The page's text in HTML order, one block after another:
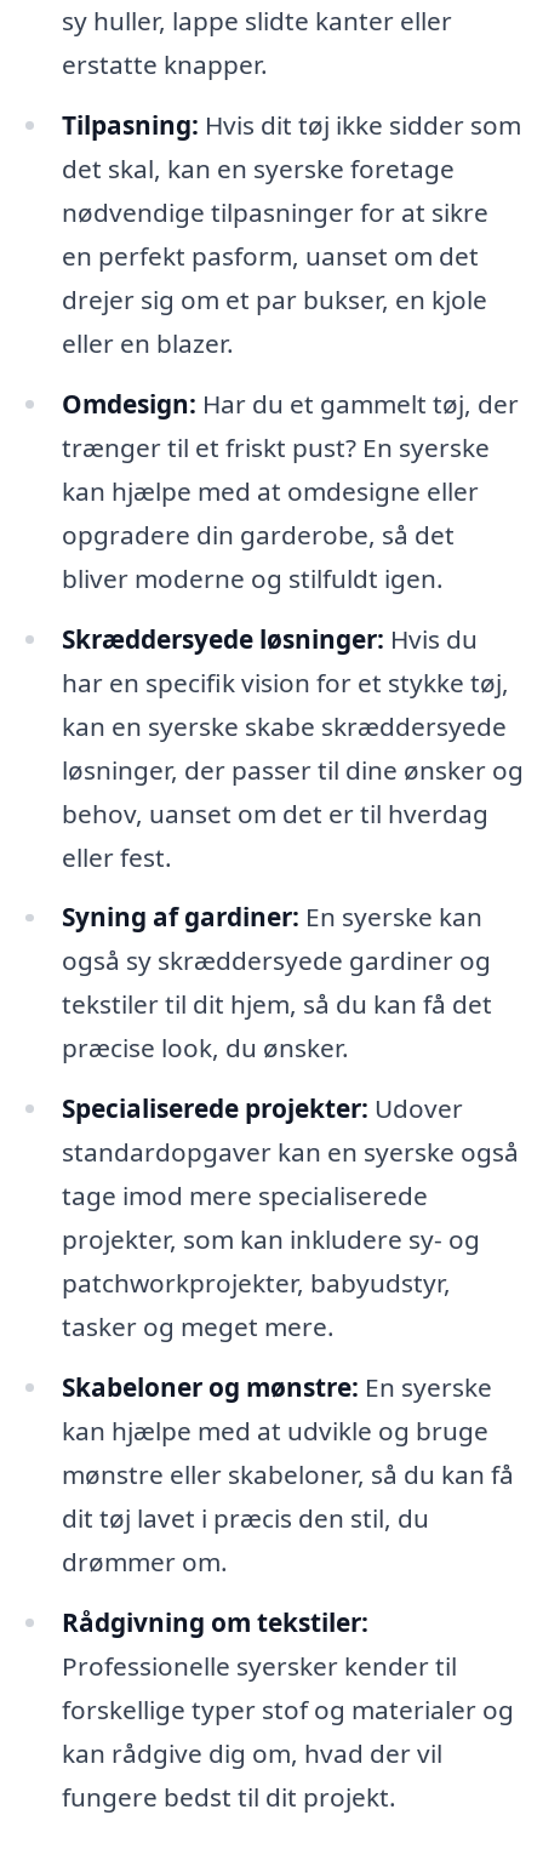
sy huller, lappe slidte kanter eller
erstatte knapper.
Tilpasning: Hvis dit tøj ikke sidder som
det skal, kan en syerske foretage
nødvendige tilpasninger for at sikre
en perfekt pasform, uanset om det
drejer sig om et par bukser, en kjole
eller en blazer.
Omdesign: Har du et gammelt tøj, der
trænger til et friskt pust? En syerske
kan hjælpe med at omdesigne eller
opgradere din garderobe, så det
bliver moderne og stilfuldt igen.
Skræddersyede løsninger: Hvis du
har en specifik vision for et stykke tøj,
kan en syerske skabe skræddersyede
løsninger, der passer til dine ønsker og
behov, uanset om det er til hverdag
eller fest.
Syning af gardiner: En syerske kan
også sy skræddersyede gardiner og
tekstiler til dit hjem, så du kan få det
præcise look, du ønsker.
Specialiserede projekter: Udover
standardopgaver kan en syerske også
tage imod mere specialiserede
projekter, som kan inkludere sy- og
patchworkprojekter, babyudstyr,
tasker og meget mere.
Skabeloner og mønstre: En syerske
kan hjælpe med at udvikle og bruge
mønstre eller skabeloner, så du kan få
dit tøj lavet i præcis den stil, du
drømmer om.
Rådgivning om tekstiler:
Professionelle syersker kender til
forskellige typer stof og materialer og
kan rådgive dig om, hvad der vil
fungere bedst til dit projekt.